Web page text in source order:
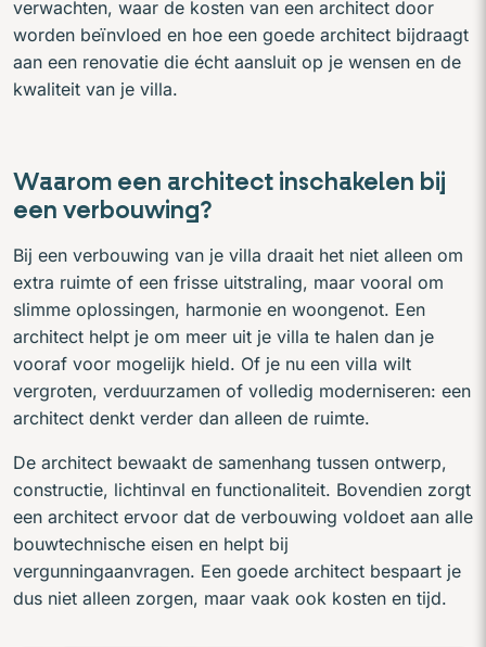
verwachten, waar de kosten van een architect door
worden beïnvloed en hoe een goede architect bijdraagt
aan een renovatie die écht aansluit op je wensen en de
kwaliteit van je villa.
Waarom een architect inschakelen bij
een verbouwing?
Bij een verbouwing van je villa draait het niet alleen om
extra ruimte of een frisse uitstraling, maar vooral om
slimme oplossingen, harmonie en woongenot. Een
architect helpt je om meer uit je villa te halen dan je
vooraf voor mogelijk hield. Of je nu een villa wilt
vergroten, verduurzamen of volledig moderniseren: een
architect denkt verder dan alleen de ruimte.
De architect bewaakt de samenhang tussen ontwerp,
constructie, lichtinval en functionaliteit. Bovendien zorgt
een architect ervoor dat de verbouwing voldoet aan alle
bouwtechnische eisen en helpt bij
vergunningaanvragen. Een goede architect bespaart je
dus niet alleen zorgen, maar vaak ook kosten en tijd.